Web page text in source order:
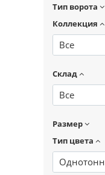
Тип ворота
Коллекция
Все
Склад
Все
Размер
Тип цвета